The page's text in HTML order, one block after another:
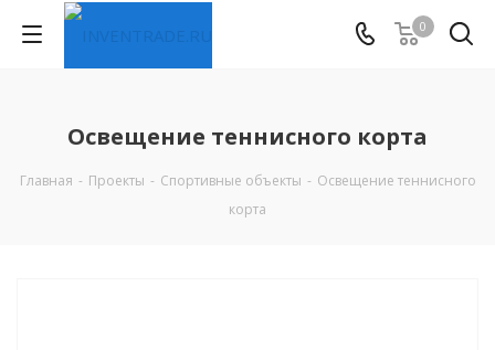
0
Освещение теннисного корта
Главная - Проекты - Спортивные объекты - Освещение теннисного
корта